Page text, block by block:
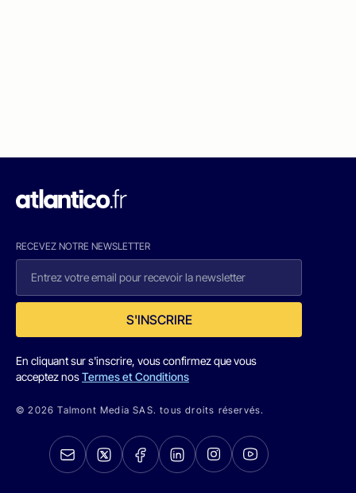
RECEVEZ NOTRE NEWSLETTER
S'INSCRIRE
En cliquant sur s'inscrire, vous confirmez que vous
acceptez nosTermes et Conditions
© 2026 Talmont Media SAS. tous droits réservés.